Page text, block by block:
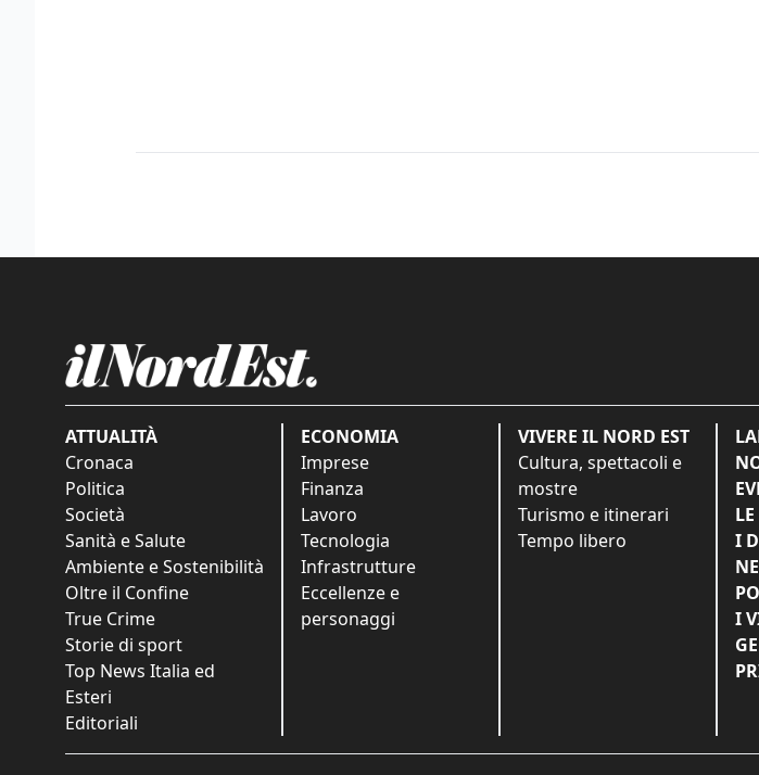
ATTUALITÀ
Cronaca
Politica
Società
Sanità e Salute
Ambiente e Sostenibilità
Oltre il Confine
True Crime
Storie di sport
Top News Italia ed
Esteri
Editoriali
ECONOMIA
Imprese
Finanza
Lavoro
Tecnologia
Infrastrutture
Eccellenze e
personaggi
VIVERE IL NORD EST
Cultura, spettacoli e
mostre
Turismo e itinerari
Tempo libero
I
I